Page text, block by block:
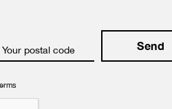
Your postal code